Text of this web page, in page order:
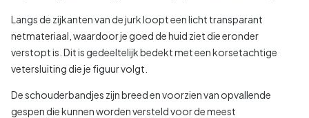
Langs de zijkanten van de jurk loopt een licht transparant
netmateriaal, waardoor je goed de huid ziet die eronder
verstopt is. Dit is gedeeltelijk bedekt met een korsetachtige
vetersluiting die je figuur volgt.
De schouderbandjes zijn breed en voorzien van opvallende
gespen die kunnen worden versteld voor de meest